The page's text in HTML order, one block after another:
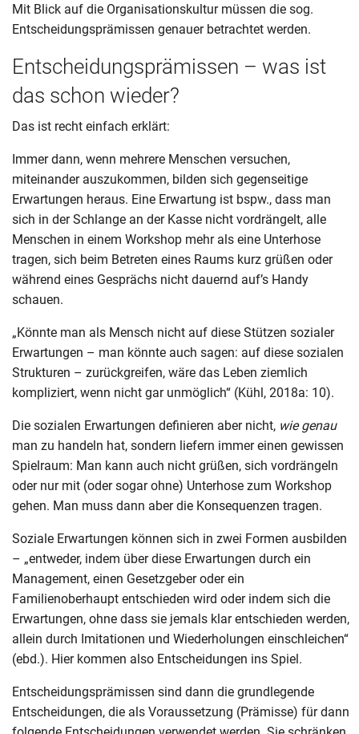
Mit Blick auf die Organisationskultur müssen die sog.
Entscheidungsprämissen genauer betrachtet werden.
Entscheidungsprämissen – was ist
das schon wieder?
Das ist recht einfach erklärt:
Immer dann, wenn mehrere Menschen versuchen,
miteinander auszukommen, bilden sich gegenseitige
Erwartungen heraus. Eine Erwartung ist bspw., dass man
sich in der Schlange an der Kasse nicht vordrängelt, alle
Menschen in einem Workshop mehr als eine Unterhose
tragen, sich beim Betreten eines Raums kurz grüßen oder
während eines Gesprächs nicht dauernd auf’s Handy
schauen.
„Könnte man als Mensch nicht auf diese Stützen sozialer
Erwartungen – man könnte auch sagen: auf diese sozialen
Strukturen – zurückgreifen, wäre das Leben ziemlich
kompliziert, wenn nicht gar unmöglich“ (Kühl, 2018a: 10).
Die sozialen Erwartungen definieren aber nicht, wie genau
man zu handeln hat, sondern liefern immer einen gewissen
Spielraum: Man kann auch nicht grüßen, sich vordrängeln
oder nur mit (oder sogar ohne) Unterhose zum Workshop
gehen. Man muss dann aber die Konsequenzen tragen.
Soziale Erwartungen können sich in zwei Formen ausbilden
– „entweder, indem über diese Erwartungen durch ein
Management, einen Gesetzgeber oder ein
Familienoberhaupt entschieden wird oder indem sich die
Erwartungen, ohne dass sie jemals klar entschieden werden,
allein durch Imitationen und Wiederholungen einschleichen“
(ebd.). Hier kommen also Entscheidungen ins Spiel.
Entscheidungsprämissen sind dann die grundlegende
Entscheidungen, die als Voraussetzung (Prämisse) für dann